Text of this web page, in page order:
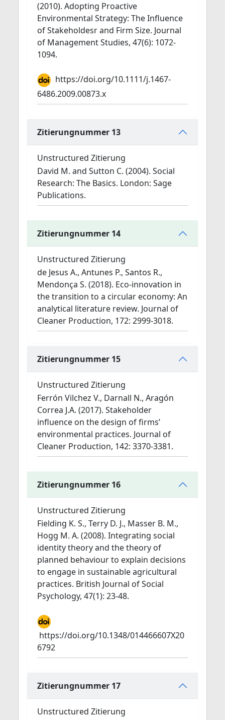
(2010). Adopting Proactive
Environmental Strategy: The Influence
of Stakeholdesr and Firm Size. Journal
of Management Studies, 47(6): 1072-
1094.
https://doi.org/10.1111/j.1467-
6486.2009.00873.x
Zitierungnummer 13
Unstructured Zitierung
David M. and Sutton C. (2004). Social
Research: The Basics. London: Sage
Publications.
Zitierungnummer 14
Unstructured Zitierung
de Jesus A., Antunes P., Santos R.,
Mendonça S. (2018). Eco-innovation in
the transition to a circular economy: An
analytical literature review. Journal of
Cleaner Production, 172: 2999-3018.
Zitierungnummer 15
Unstructured Zitierung
Ferrón Vilchez V., Darnall N., Aragón
Correa J.A. (2017). Stakeholder
influence on the design of firms’
environmental practices. Journal of
Cleaner Production, 142: 3370-3381.
Zitierungnummer 16
Unstructured Zitierung
Fielding K. S., Terry D. J., Masser B. M.,
Hogg M. A. (2008). Integrating social
identity theory and the theory of
planned behaviour to explain decisions
to engage in sustainable agricultural
practices. British Journal of Social
Psychology, 47(1): 23-48.
https://doi.org/10.1348/014466607X20
6792
Zitierungnummer 17
Unstructured Zitierung